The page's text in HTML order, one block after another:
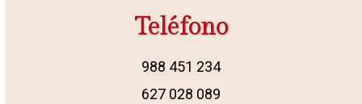
Teléfono
988 451 234
627 028 089